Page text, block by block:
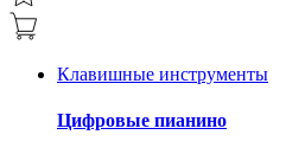
Клавишные инструменты
Цифровые пианино